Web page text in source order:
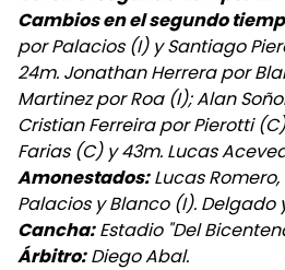
Cambios en el segundo
por Palacios (I) y Santiago
24m. Jonathan Herrera por
Martinez por Roa (I); Alan
Cristian Ferreira por Pierotti
Farias (C) y 43m. Lucas
Amonestados:Lucas
Palacios y Blanco (I). Delgado
Cancha:Estadio "Del
Árbitro:Diego Abal.